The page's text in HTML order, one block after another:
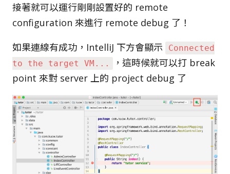
接著就可以運行剛剛設置好的 remote
configuration 來進行 remote debug 了！
如果連線有成功，IntelliJ 下方會顯示
Connected
to the target VM...
，這時候就可以打 break
point 來對 server 上的 project debug 了